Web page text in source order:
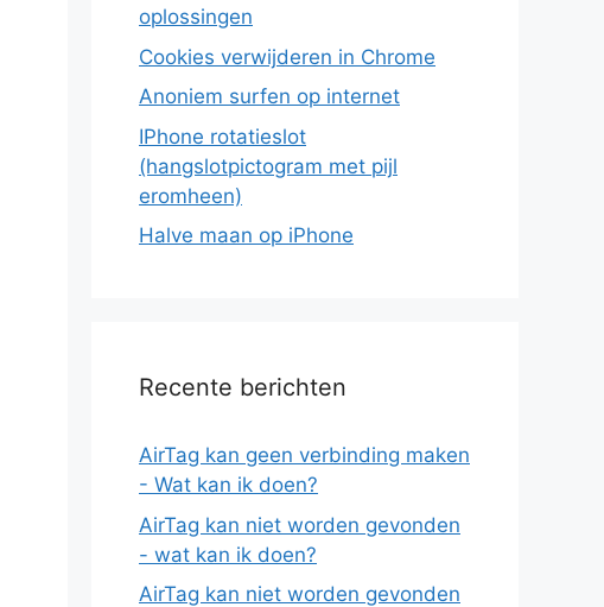
oplossingen
Cookies verwijderen in Chrome
Anoniem surfen op internet
IPhone rotatieslot
(hangslotpictogram met pijl
eromheen)
Halve maan op iPhone
Recente berichten
AirTag kan geen verbinding maken
- Wat kan ik doen?
AirTag kan niet worden gevonden
- wat kan ik doen?
AirTag kan niet worden gevonden